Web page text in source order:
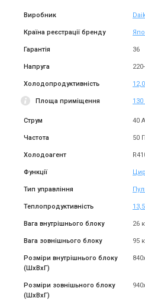
Виробник
Країна реєстрації бренду
Гарантія 36
Напруга
Холодопродуктивність
Площа приміщення
Струм 40 А
Частота 50
Холодоагент
Функції
Тип управління
Теплопродуктивність
Вага внутрішнього блоку 26
Вага зовнішнього блоку 95
Розміри внутрішнього блоку
(ШxВxГ)
Розміри зовнішьного блоку
(ШxВxГ)